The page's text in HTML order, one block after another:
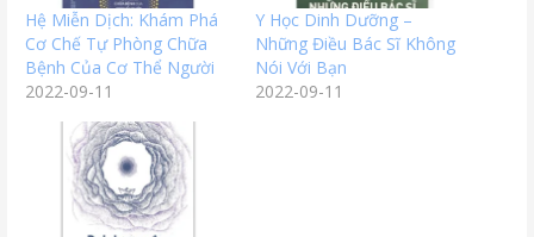
Hệ Miễn Dịch: Khám Phá
Cơ Chế Tự Phòng Chữa
Bệnh Của Cơ Thể Người
2022-09-11
Y Học Dinh Dưỡng –
Những Điều Bác Sĩ Không
Nói Với Bạn
2022-09-11